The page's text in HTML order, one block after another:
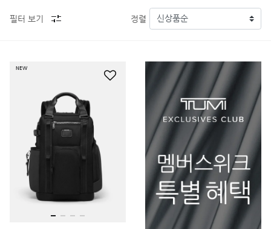
필터 보기 정렬
NEW